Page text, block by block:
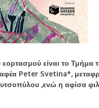
είναι το
Peter Svetina*,
,ενώ η αφίσα